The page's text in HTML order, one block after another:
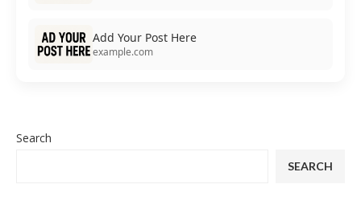
Add Your Post Here
example.com
Search
SEARCH